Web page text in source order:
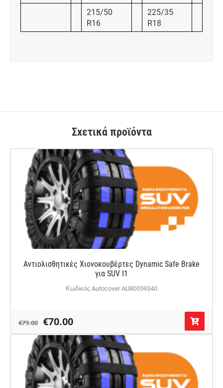
215/50
R16
225/35
R18
Σχετικά προϊόντα
Αντιολισθητικές Χιονοκουβέρτες Dynamic Safe Brake
για SUV I1
Κωδικός Autocover AU80059340
€79.00 €70.00